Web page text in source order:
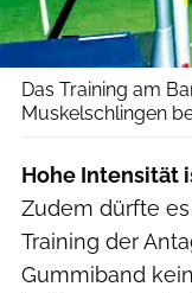
Das Training am
Muskelschlingen
Hohe Intensität
Zudem dürfte
Training der
Gummiband